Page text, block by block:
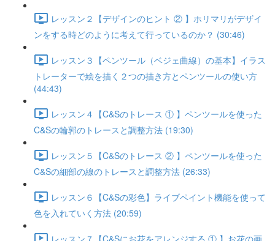
レッスン２【デザインのヒント ② 】ホリマリがデザイ
ンをする時どのように考えて行っているのか？ (30:46)
レッスン３【ペンツール（ベジェ曲線）の基本】イラス
トレーターで絵を描く２つの描き方とペンツールの使い方
(44:43)
レッスン４【C&Sのトレース ① 】ペンツールを使った
C&Sの輪郭のトレースと調整方法 (19:30)
レッスン５【C&Sのトレース ② 】ペンツールを使った
C&Sの細部の線のトレースと調整方法 (26:33)
レッスン６【C&Sの彩色】ライブペイント機能を使って
色を入れていく方法 (20:59)
レッスン７【C&Sにお花をアレンジする ① 】お花の画